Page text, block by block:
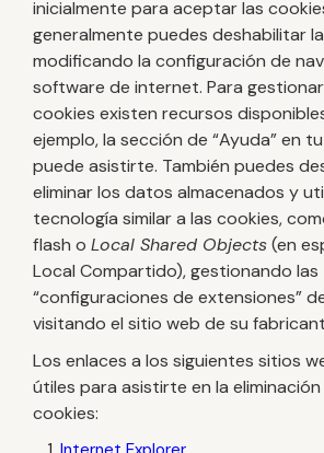
inicialmente para aceptar las
generalmente puedes deshabilitar
modificando la configuración de
software de internet. Para
cookies existen recursos
ejemplo, la sección de “Ayuda” en
puede asistirte. También puedes
eliminar los datos almacenados y
tecnología similar a las cookies,
flash o Local Shared Objects(en
Local Compartido), gestionando las
“configuraciones de extensiones”
visitando el sitio web de su
Los enlaces a los siguientes sitios
útiles para asistirte en la
cookies: